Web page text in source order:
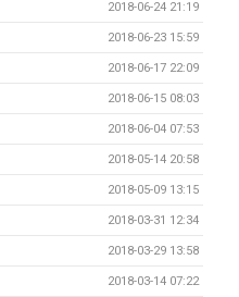
2018-06-24 21:19
2018-06-23 15:59
2018-06-17 22:09
2018-06-15 08:03
2018-06-04 07:53
2018-05-14 20:58
2018-05-09 13:15
2018-03-31 12:34
2018-03-29 13:58
2018-03-14 07:22